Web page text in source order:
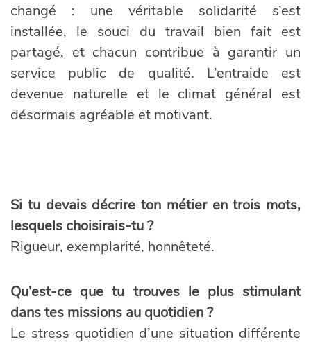
changé : une véritable solidarité s’est
installée, le souci du travail bien fait est
partagé, et chacun contribue à garantir un
service public de qualité. L’entraide est
devenue naturelle et le climat général est
désormais agréable et motivant.
Si tu devais décrire ton métier en trois mots,
lesquels choisirais-tu ?
Rigueur, exemplarité, honnêteté.
Qu’est-ce que tu trouves le plus stimulant
dans tes missions au quotidien ?
Le stress quotidien d’une situation différente